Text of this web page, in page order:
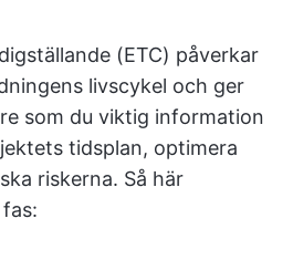
(ETC) påverkar
livscykel och ger
som du viktig information
tidsplan, optimera
riskerna. Så här